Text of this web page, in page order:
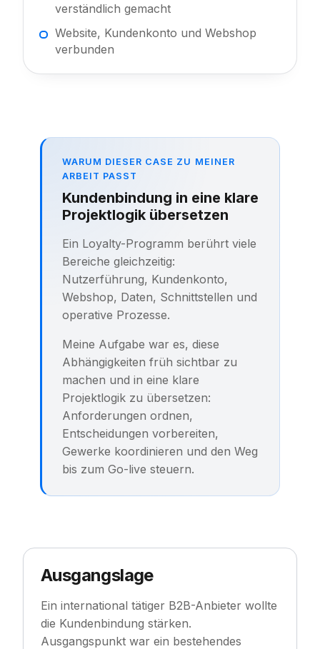
verständlich gemacht
Website, Kundenkonto und Webshop
verbunden
WARUM DIESER CASE ZU MEINER
ARBEIT PASST
Kundenbindung in eine klare
Projektlogik übersetzen
Ein Loyalty-Programm berührt viele
Bereiche gleichzeitig:
Nutzerführung, Kundenkonto,
Webshop, Daten, Schnittstellen und
operative Prozesse.
Meine Aufgabe war es, diese
Abhängigkeiten früh sichtbar zu
machen und in eine klare
Projektlogik zu übersetzen:
Anforderungen ordnen,
Entscheidungen vorbereiten,
Gewerke koordinieren und den Weg
bis zum Go-live steuern.
Ausgangslage
Ein international tätiger B2B-Anbieter wollte
die Kundenbindung stärken.
Ausgangspunkt war ein bestehendes